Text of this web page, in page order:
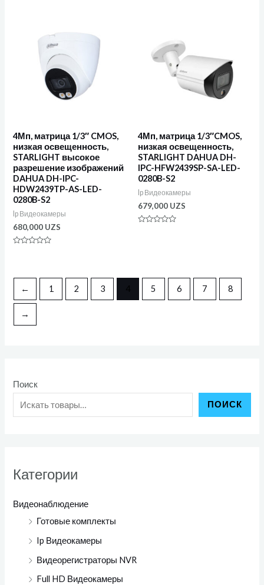
Поиск
ПОИСК
Категории
Видеонаблюдение
Готовые комплекты
Ip Видеокамеры
Видеорегистраторы NVR
Full HD Видеокамеры
4Мп, матрица 1/3″ CMOS,
низкая освещенность,
STARLIGHT высокое
разрешение изображений
DAHUA DH-IPC-
HDW2439TP-AS-LED-
0280B-S2
Ip Видеокамеры
680,000 UZS
4Мп, матрица 1/3″CMOS,
низкая освещенность,
STARLIGHT DAHUA DH-
IPC-HFW2439SP-SA-LED-
0280B-S2
Ip Видеокамеры
679,000 UZS
← 1 2 3 4 5 6 7 8
→